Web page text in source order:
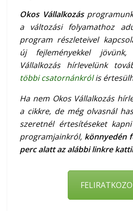
Okos Vállalkozás
a változási folyamathoz
program részleteivel
új fejleményekkel
Vállalkozás hírlevelünk
többi csatornánkrólis
Ha nem Okos Vállalkozás
a cikkre, de még olvasnál
szeretnél értesítéseket
programjainkról, könnyedén
perc alatt az alábbi linkre